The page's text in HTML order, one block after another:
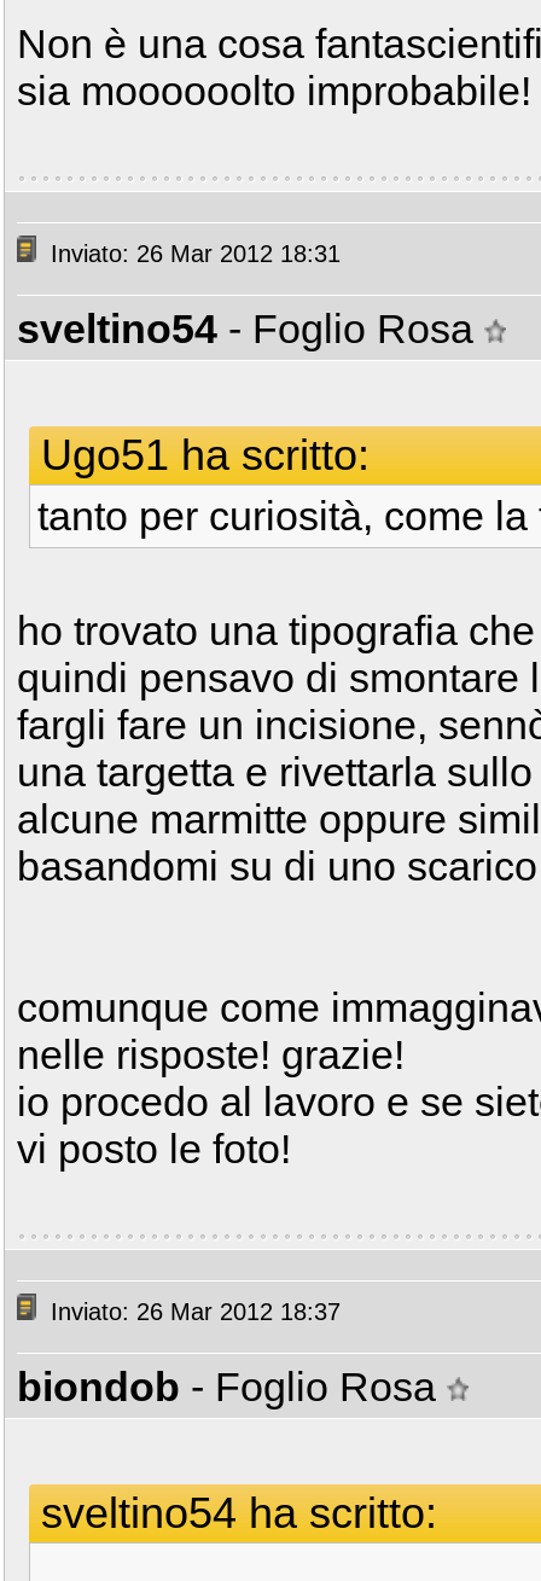
Non è una cosa
sia moooooolto improbabile!
Inviato: 26 Mar 2012 18:31
sveltino54 - Foglio Rosa
Ugo51 ha scritto:
tanto per curiosità, come
ho trovato una tipografia
quindi pensavo di smontare
fargli fare un incisione,
una targetta e rivettarla
alcune marmitte oppure
basandomi su di uno
comunque come
nelle risposte! grazie!
io procedo al lavoro e se
vi posto le foto!
Inviato: 26 Mar 2012 18:37
biondob - Foglio Rosa
sveltino54 ha scritto: